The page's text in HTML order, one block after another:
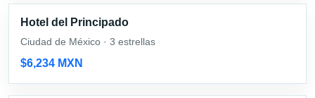
Hotel del Principado
Ciudad de México · 3 estrellas
$6,234 MXN